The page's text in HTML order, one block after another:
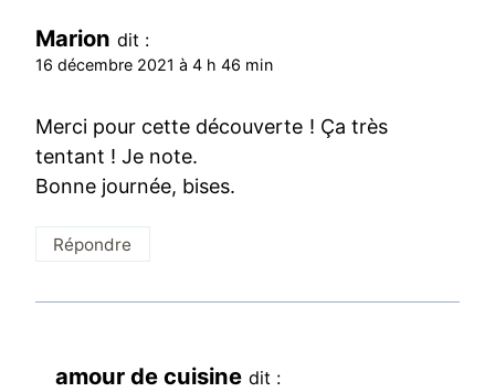
Marion dit :
16 décembre 2021 à 4 h 46 min
Merci pour cette découverte ! Ça très
tentant ! Je note.
Bonne journée, bises.
Répondre
amour de cuisine dit :